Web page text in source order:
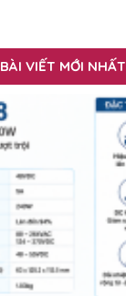
BÀI VIẾT MỚI NHẤT